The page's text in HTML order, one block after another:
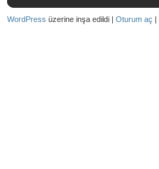
WordPress üzerine inşa edildi | Oturum aç |